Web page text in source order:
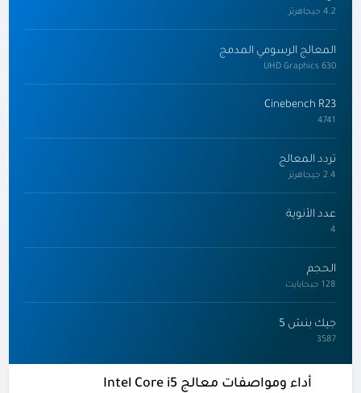
4.2 جيجاهرتز
المعالج الرسومي المدمج
UHD Graphics 630
Cinebench R23
4741
تردد المعالج
2.4 جيجاهرتز
عدد الأنوية
4
الحجم
128 جيجابايت
جيك بنش 5
3587
أداء ومواصفات معالج Intel Core i5